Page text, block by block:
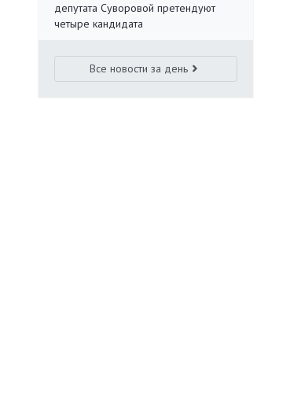
депутата Суворовой претендуют
четыре кандидата
Все новости за день